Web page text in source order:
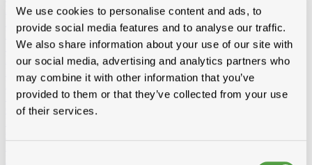
We use cookies to personalise content and ads, to
provide social media features and to analyse our traffic.
We also share information about your use of our site with
our social media, advertising and analytics partners who
may combine it with other information that you’ve
provided to them or that they’ve collected from your use
of their services.
Kepers
RND gedrenkt
Douglas gedrenkt
Baddens, madrier
BaddensRND gedrenktKVH-FJ gedrenktKVH-FJ niet gedrenkt
Douglas gedrenkt
MadrierRND gedrenktKVH-FJ gedrenktKVH-FJ niet gedrenkt
Douglas gedrenkt
Cls